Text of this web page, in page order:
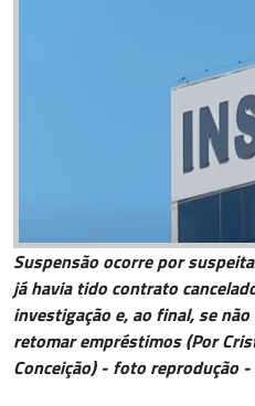
Suspensão ocorre por
já havia tido contrato
investigação e, ao final, se
retomar empréstimos (Por
Conceição) - foto reprodução -